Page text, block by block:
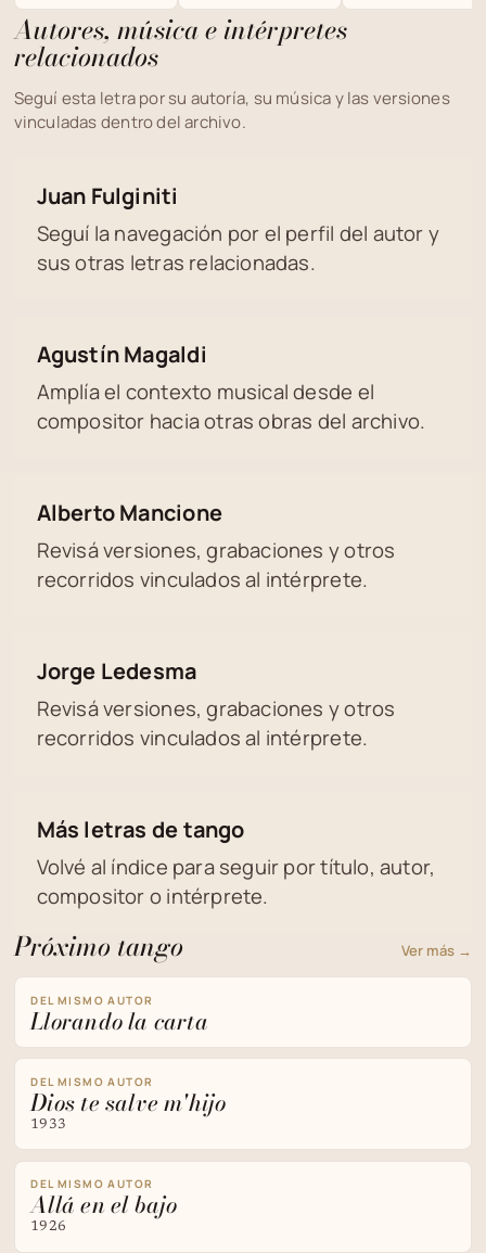
Autores, música e intérpretes
relacionados
Seguí esta letra por su autoría, su música y las versiones
vinculadas dentro del archivo.
Juan Fulginiti
Seguí la navegación por el perfil del autor y
sus otras letras relacionadas.
Agustín Magaldi
Amplía el contexto musical desde el
compositor hacia otras obras del archivo.
Alberto Mancione
Revisá versiones, grabaciones y otros
recorridos vinculados al intérprete.
Jorge Ledesma
Revisá versiones, grabaciones y otros
recorridos vinculados al intérprete.
Más letras de tango
Volvé al índice para seguir por título, autor,
compositor o intérprete.
Próximo tango Ver más →
DEL MISMO AUTOR
Llorando la carta
DEL MISMO AUTOR
Dios te salve m'hijo
1933
DEL MISMO AUTOR
Allá en el bajo
1926